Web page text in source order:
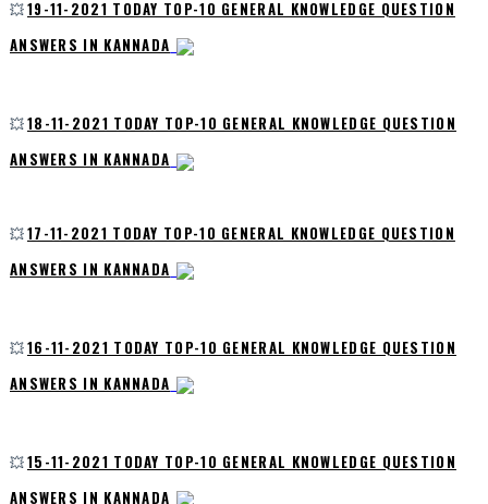
💥19-11-2021 TODAY TOP-10 GENERAL KNOWLEDGE QUESTION
ANSWERS IN KANNADA
💥18-11-2021 TODAY TOP-10 GENERAL KNOWLEDGE QUESTION
ANSWERS IN KANNADA
💥17-11-2021 TODAY TOP-10 GENERAL KNOWLEDGE QUESTION
ANSWERS IN KANNADA
💥16-11-2021 TODAY TOP-10 GENERAL KNOWLEDGE QUESTION
ANSWERS IN KANNADA
💥15-11-2021 TODAY TOP-10 GENERAL KNOWLEDGE QUESTION
ANSWERS IN KANNADA